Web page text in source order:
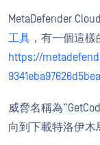
MetaDefender
工具 ，有一個這樣
https://
威脅名稱為
向到下載特洛伊